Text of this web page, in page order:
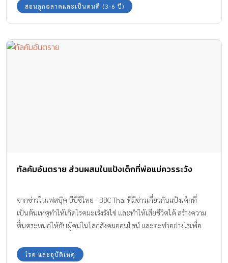
สอนลูกฉลาดและเป็นคนดี (3-6 ปี)
ทัลคัมอันตราย ส่วนผสมในแป้งเด็กที่พ่อแม่ควรระวัง
จากข่าวในเฟสบุ๊ค บีบีซีไทย - BBC Thai ที่มีข่าวเกี่ยวกับแป้งเด็กที่
เป็นต้นเหตุทำให้เกิดโรคมะเร็งรังไข่ และทำให้เสียชีวิตได้ สร้างความ
ตื่นตระหนกให้กับผู้คนในโลกสังคมออนไลน์ และจะทำอย่างไรเพื่อ
& Kids มีคำตอบ
โรค และอุบัติเหตุ